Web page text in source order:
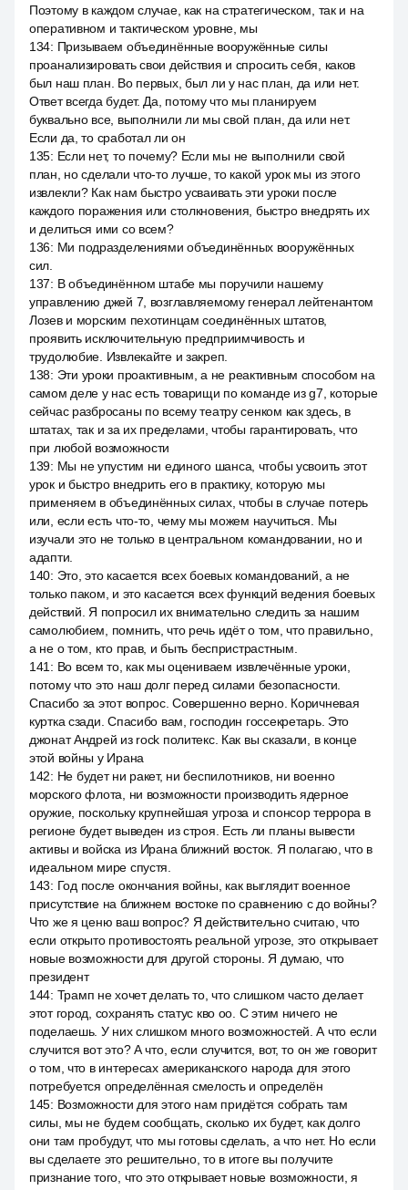
Поэтому в каждом случае, как на стратегическом, так и на
оперативном и тактическом уровне, мы
134: Призываем объединённые вооружённые силы
проанализировать свои действия и спросить себя, каков
был наш план. Во первых, был ли у нас план, да или нет.
Ответ всегда будет. Да, потому что мы планируем
буквально все, выполнили ли мы свой план, да или нет.
Если да, то сработал ли он
135: Если нет, то почему? Если мы не выполнили свой
план, но сделали что-то лучше, то какой урок мы из этого
извлекли? Как нам быстро усваивать эти уроки после
каждого поражения или столкновения, быстро внедрять их
и делиться ими со всем?
136: Ми подразделениями объединённых вооружённых
сил.
137: В объединённом штабе мы поручили нашему
управлению джей 7, возглавляемому генерал лейтенантом
Лозев и морским пехотинцам соединённых штатов,
проявить исключительную предприимчивость и
трудолюбие. Извлекайте и закреп.
138: Эти уроки проактивным, а не реактивным способом на
самом деле у нас есть товарищи по команде из g7, которые
сейчас разбросаны по всему театру сенком как здесь, в
штатах, так и за их пределами, чтобы гарантировать, что
при любой возможности
139: Мы не упустим ни единого шанса, чтобы усвоить этот
урок и быстро внедрить его в практику, которую мы
применяем в объединённых силах, чтобы в случае потерь
или, если есть что-то, чему мы можем научиться. Мы
изучали это не только в центральном командовании, но и
адапти.
140: Это, это касается всех боевых командований, а не
только паком, и это касается всех функций ведения боевых
действий. Я попросил их внимательно следить за нашим
самолюбием, помнить, что речь идёт о том, что правильно,
а не о том, кто прав, и быть беспристрастным.
141 : Во всем то, как мы оцениваем извлечённые уроки,
потому что это наш долг перед силами безопасности.
Спасибо за этот вопрос. Совершенно верно. Коричневая
куртка сзади. Спасибо вам, господин госсекретарь. Это
джонат Андрей из rock политекс. Как вы сказали, в конце
этой войны у Ирана
142: Не будет ни ракет, ни беспилотников, ни военно
морского флота, ни возможности производить ядерное
оружие, поскольку крупнейшая угроза и спонсор террора в
регионе будет выведен из строя. Есть ли планы вывести
активы и войска из Ирана ближний восток. Я полагаю, что в
идеальном мире спустя.
143: Год после окончания войны, как выглядит военное
присутствие на ближнем востоке по сравнению с до войны?
Что же я ценю ваш вопрос? Я действительно считаю, что
если открыто противостоять реальной угрозе, это открывает
новые возможности для другой стороны. Я думаю, что
президент
144: Трамп не хочет делать то, что слишком часто делает
этот город, сохранять статус кво оо. С этим ничего не
поделаешь. У них слишком много возможностей. А что если
случится вот это? А что, если случится, вот, то он же говорит
о том, что в интересах американского народа для этого
потребуется определённая смелость и определён
145: Возможности для этого нам придётся собрать там
силы, мы не будем сообщать, сколько их будет, как долго
они там пробудут, что мы готовы сделать, а что нет. Но если
вы сделаете это решительно, то в итоге вы получите
признание того, что это открывает новые возможности, я